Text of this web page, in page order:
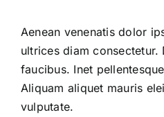
protect
my
Aenean venenatis dolor
ultrices diam
faucibus. Inet
Aliquam aliquet mauris
vulputate.